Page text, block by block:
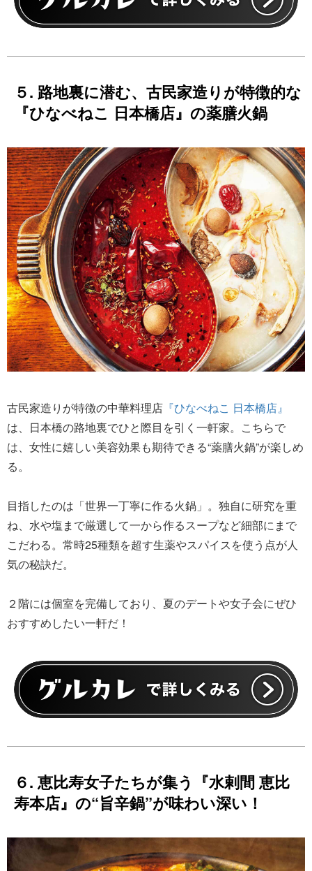
５. 路地裏に潜む、古民家造りが特徴的な
『ひなべねこ 日本橋店』の薬膳火鍋
古民家造りが特徴の中華料理店 『ひなべねこ 日本橋店』
は、日本橋の路地裏でひと際目を引く一軒家。こちらで
は、女性に嬉しい美容効果も期待できる“薬膳火鍋”が楽しめ
る。
目指したのは「世界一丁寧に作る火鍋」。独自に研究を重
ね、水や塩まで厳選して一から作るスープなど細部にまで
こだわる。常時25種類を超す生薬やスパイスを使う点が人
気の秘訣だ。
２階には個室を完備しており、夏のデートや女子会にぜひ
おすすめしたい一軒だ！
６. 恵比寿女子たちが集う『水剌間 恵比
寿本店』の“旨辛鍋”が味わい深い！